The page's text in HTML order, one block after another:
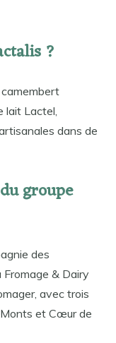
?
camembert
lait Lactel,
dans de
groupe
des
& Dairy
avec trois
et Cœur de